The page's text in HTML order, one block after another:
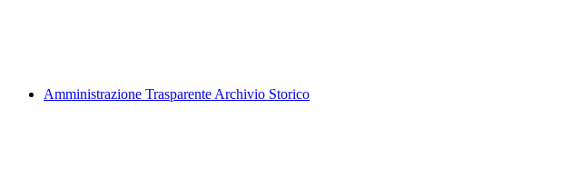
Amministrazione Trasparente Archivio Storico